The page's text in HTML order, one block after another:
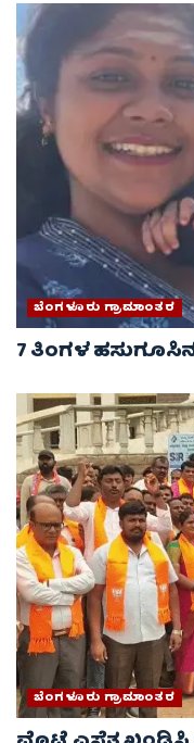
ಬೆಂಗಳೂರು ಗ್ರಾಮಾಂತರ
7 ತಿಂಗಳ
ಬೆಂಗಳೂರು ಗ್ರಾಮಾಂತರ